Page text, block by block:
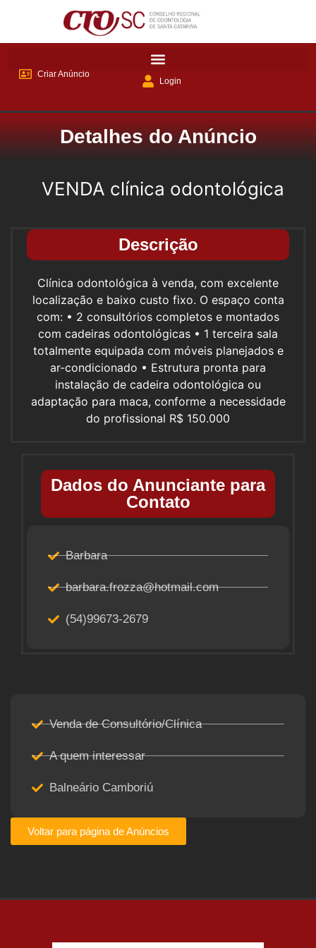
Criar Anúncio
Login
Detalhes do Anúncio
VENDA clínica odontológica
Descrição
Clínica odontológica à venda, com excelente
localização e baixo custo fixo. O espaço conta
com: • 2 consultórios completos e montados
com cadeiras odontológicas • 1 terceira sala
totalmente equipada com móveis planejados e
ar-condicionado • Estrutura pronta para
instalação de cadeira odontológica ou
adaptação para maca, conforme a necessidade
do profissional R$ 150.000
Dados do Anunciante para
Contato
Barbara
barbara.frozza@hotmail.com
(54)99673-2679
Venda de Consultório/Clínica
A quem interessar
Balneário Camboriú
Voltar para página de Anúncios